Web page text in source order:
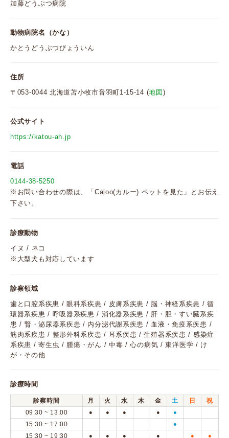
加藤どうぶつ病院
動物病院名（かな）
かとうどうぶつびょういん
住所
〒053-0044 北海道苫小牧市音羽町1-15-14 (地図 )
公式サイト
https://katou-ah.jp
電話
0144-38-5250
※お問い合わせの際は、「Caloo(カルー) ペットを見た」とお伝え
下さい。
診療動物
イヌ / ネコ
※大型犬も対応しています
診察領域
歯と口腔系疾患 / 眼科系疾患 / 皮膚系疾患 / 脳・神経系疾患 / 循
環器系疾患 / 呼吸器系疾患 / 消化器系疾患 / 肝・胆・すい臓系疾
患 / 腎・泌尿器系疾患 / 内分泌代謝系疾患 / 血液・免疫系疾患 /
筋肉系疾患 / 整形外科系疾患 / 耳系疾患 / 生殖器系疾患 / 感染症
系疾患 / 寄生虫 / 腫瘍・がん / 中毒 / 心の病気 / 東洋医学 / け
が・その他
診療時間
診察時間 月 火 水 木 金 土 日
祝
09:30 ~ 13:00
● ● ● ● ●
15:30 ~ 17:00 ●
15:30 ~ 19:30 ● ● ● ● ● ●